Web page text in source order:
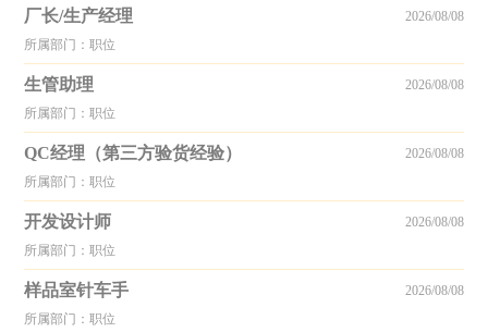
厂长/生产经理
所属部门：职位
2026/08/08
生管助理
所属部门：职位
2026/08/08
QC经理（第三方验货经验）
所属部门：职位
2026/08/08
开发设计师
所属部门：职位
2026/08/08
样品室针车手
所属部门：职位
2026/08/08